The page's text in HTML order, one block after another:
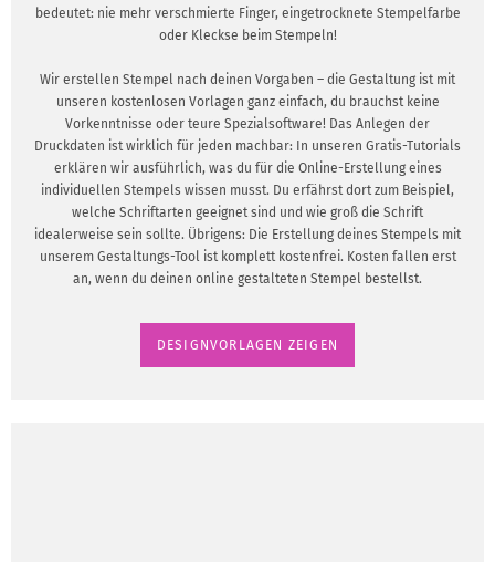
bedeutet: nie mehr verschmierte Finger, eingetrocknete Stempelfarbe
oder Kleckse beim Stempeln!
Wir erstellen Stempel nach deinen Vorgaben – die Gestaltung ist mit
unseren kostenlosen Vorlagen ganz einfach, du brauchst keine
Vorkenntnisse oder teure Spezialsoftware! Das Anlegen der
Druckdaten ist wirklich für jeden machbar: In unseren Gratis-Tutorials
erklären wir ausführlich, was du für die Online-Erstellung eines
individuellen Stempels wissen musst. Du erfährst dort zum Beispiel,
welche Schriftarten geeignet sind und wie groß die Schrift
idealerweise sein sollte. Übrigens: Die Erstellung deines Stempels mit
unserem Gestaltungs-Tool ist komplett kostenfrei. Kosten fallen erst
an, wenn du deinen online gestalteten Stempel bestellst.
DESIGNVORLAGEN ZEIGEN